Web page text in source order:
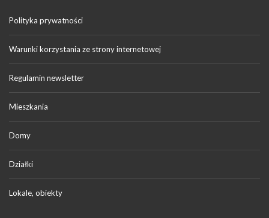
Polityka prywatności
Warunki korzystania ze strony internetowej
Regulamin newsletter
Mieszkania
Domy
Działki
Lokale, obiekty